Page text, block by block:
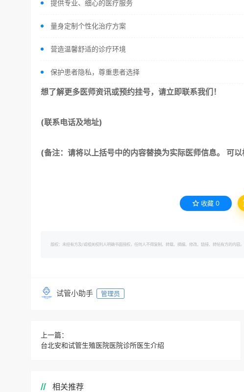
提供专业、细心的医疗服务
量身定制个性化治疗方案
营造温馨舒适的诊疗环境
保护患者隐私，尊重患者选择
想了解更多医师资讯或预约挂号，请立即联系我们！
(联系电话及地址)
(备注：请将以上括号中的内容替换为实际医师信息。 可
收藏 0
版权：未经有方及/或相关权利人明确书面授权，任何人不得复制、转载、摘编、修改、链接、转帖有方的
试管小助手 管理员
上一篇：
台北安和试管生殖医院医院诊所医生介绍
相关推荐